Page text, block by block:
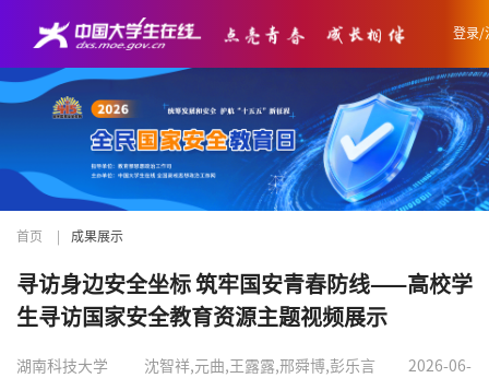
登录/
首页 成果展示
寻访身边安全坐标 筑牢国安青春防线——高校学
生寻访国家安全教育资源主题视频展示
湖南科技大学 沈智祥,元曲,王露露,邢舜博,彭乐言
2026-06-